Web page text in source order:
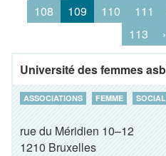
108
109 110 111
113
›
Université des femmes
ASSOCIATIONS FEMME SOCIAL
rue du Méridien 10–12
1210Bruxelles